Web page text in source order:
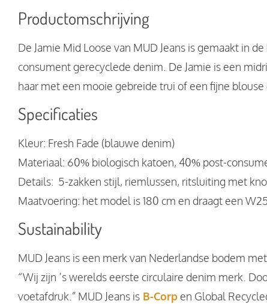
Productomschrijving
De Jamie Mid Loose van MUD Jeans is gemaakt in
consument gerecyclede denim. De Jamie is een
haar met een mooie gebreide trui of een fijne blouse
Specificaties
Kleur: Fresh Fade (blauwe denim)
Materiaal: 60% biologisch katoen, 40% post-
Details: 5-zakken stijl, riemlussen, ritsluiting met
Maatvoering: het model is 180 cm en draagt een
Sustainability
MUD Jeans is een merk van Nederlandse bodem
“Wij zijn ’s werelds eerste circulaire denim merk.
voetafdruk.” MUD Jeans is B-Corp en Global